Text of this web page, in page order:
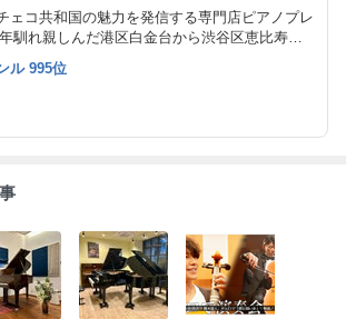
ェコ共和国の魅力を発信する専門店ピアノプレ
馴れ親しんだ港区白金台から渋谷区恵比寿に
。ピアノ、音楽、カフェ、雑貨、文化... 自由
ル 995位